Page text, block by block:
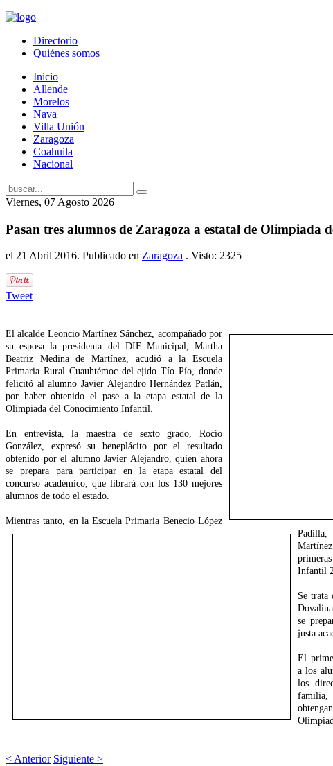
Directorio
Quiénes somos
Inicio
Allende
Morelos
Nava
Villa Unión
Zaragoza
Coahuila
Nacional
Viernes, 07 Agosto 2026
Pasan tres alumnos de Zaragoza a estatal de Olimpiada
el 21 Abril 2016. Publicado en Zaragoza . Visto: 2325
Tweet
El alcalde Leoncio Martínez Sánchez, acompañado por
su esposa la presidenta del DIF Municipal, Martha
Beatriz Medina de Martínez, acudió a la Escuela
Primaria Rural Cuauhtémoc del ejido Tío Pío, donde
felicitó al alumno Javier Alejandro Hernández Patlán,
por haber obtenido el pase a la etapa estatal de la
Olimpiada del Conocimiento Infantil.
En entrevista, la maestra de sexto grado, Rocío
González, expresó su beneplácito por el resultado
obtenido por el alumno Javier Alejandro, quien ahora
se prepara para participar en la etapa estatal del
concurso académico, que librará con los 130 mejores
alumnos de todo el estado.
Mientras tanto, en la Escuela Primaria Benecio López
Infantil
Se trata
se
justa
El
a los
los
familia,
< Anterior Siguiente >